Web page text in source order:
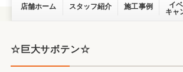
店舗ホーム スタッフ紹介 施工事例
イ
キャ
☆巨大サボテン☆